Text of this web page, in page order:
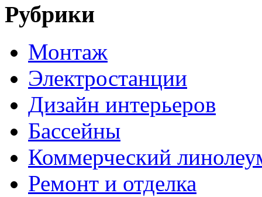
Рубрики
Монтаж
Электростанции
Дизайн интерьеров
Бассейны
Коммерческий
Ремонт и отделка